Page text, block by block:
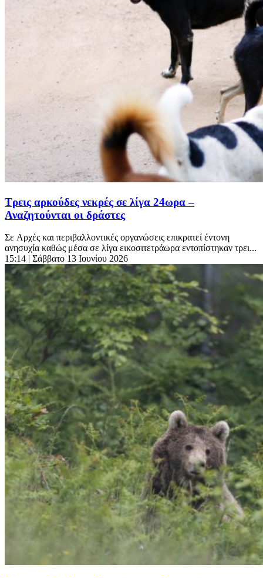
Τρεις αρκούδες νεκρές σε λίγα 24ωρα –
Αναζητούνται οι δράστες
Σε Aρχές και περιβαλλοντικές οργανώσεις επικρατεί έντονη
ανησυχία καθώς μέσα σε λίγα εικοσιτετράωρα εντοπίστηκαν τρει...
15:14 | Σάββατο 13 Ιουνίου 2026